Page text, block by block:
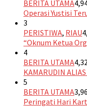
BERITA UTAMA
Operasi Yustisi
3
PERISTIWA, RIAU
“Oknum Ketua
4
BERITA UTAMA
KAMARUDIN
5
BERITA UTAMA
Peringati Hari